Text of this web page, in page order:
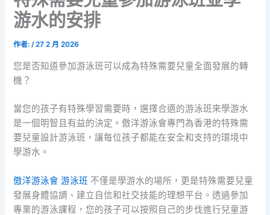
游水的安排
作者:/27 2 月 2026
您是否知道參加游泳班可以成為特殊需要兒童全面發展的轉
機？
當您的孩子有特殊學習需要時，選擇合適的游泳班來學游水
是一個明智且有益的決定。傲洋游泳會專門為香港的特殊需
要兒童設計游泳班，讓每位孩子都能在安全和支持的環境中
學游水。
傲洋游泳會 游泳班 不僅是學游水的場所，更是特殊需要兒童
發展身體協調、建立自信和社交技能的理想平台。透過參加
專業的游泳課程，您的孩子可以按照自己的步伐進行兒童游